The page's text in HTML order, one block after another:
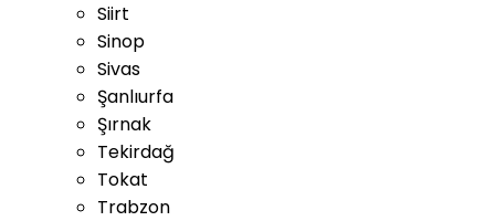
Siirt
Sinop
Sivas
Şanlıurfa
Şırnak
Tekirdağ
Tokat
Trabzon